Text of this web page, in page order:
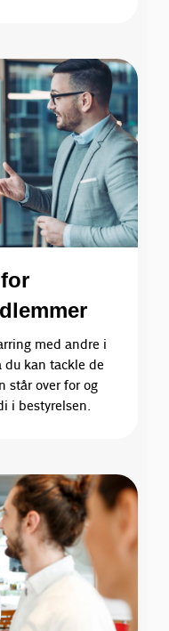
med andre i
du kan tackle de
står over for og
i bestyrelsen.